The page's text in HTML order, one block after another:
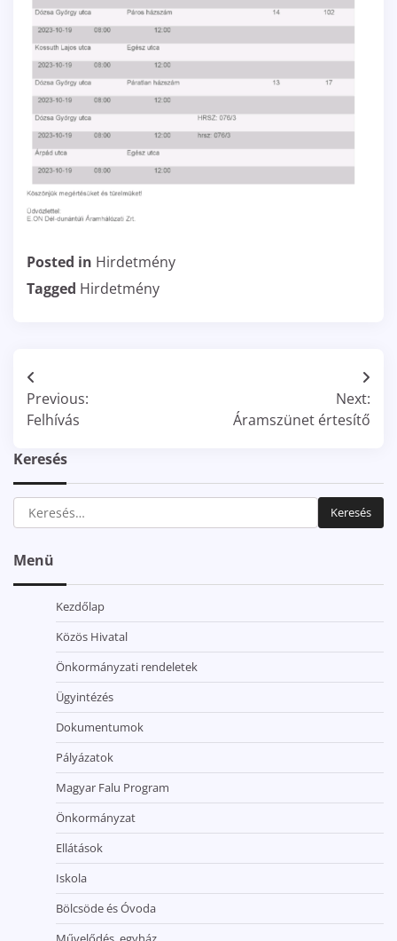
Posted in Hirdetmény
Tagged Hirdetmény
Bejegyzés
navigáció
Previous:
Felhívás
Next:
Áramszünet értesítő
Keresés
Keresés:
Menü
Kezdőlap
Közös Hivatal
Önkormányzati rendeletek
Ügyintézés
Dokumentumok
Pályázatok
Magyar Falu Program
Önkormányzat
Ellátások
Iskola
Bölcsöde és Óvoda